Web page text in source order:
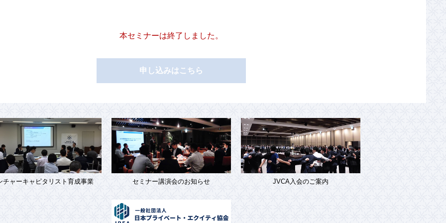
本セミナーは終了しました。
申し込みはこちら
チャーキャピタリスト育成事業 セミナー講演会のお知らせ JVCA入会のご案内